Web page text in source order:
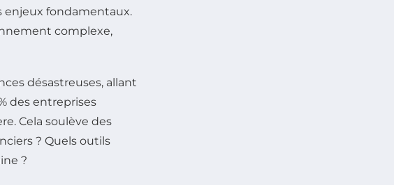
enjeux fondamentaux.
complexe,
désastreuses, allant
des entreprises
Cela soulève des
? Quels outils
?